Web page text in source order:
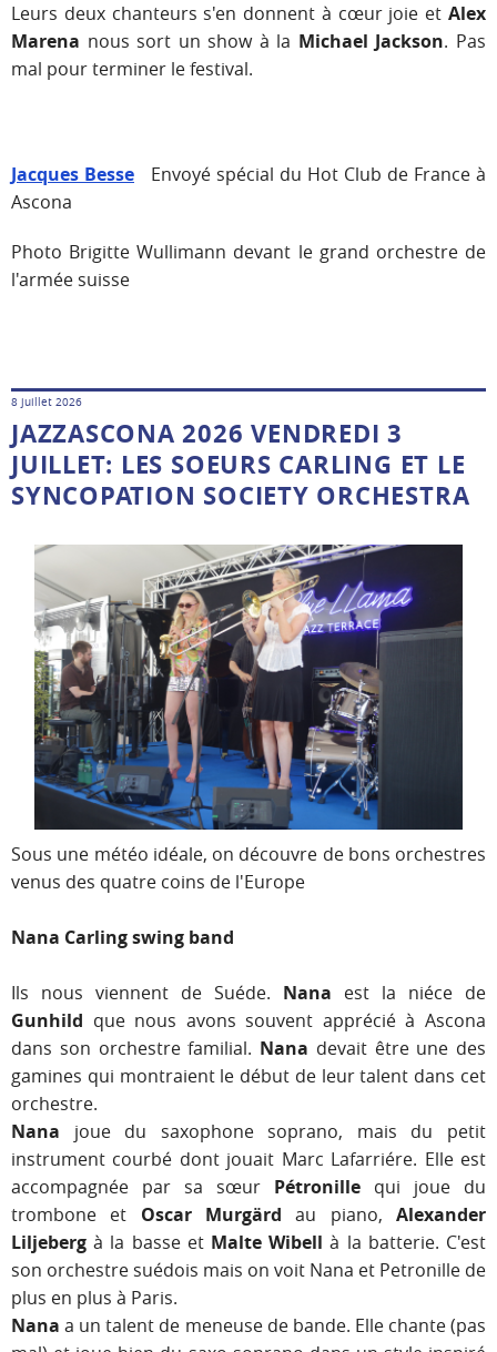
Leurs deux chanteurs s'en donnent à cœur joie et Alex
Marena nous sort un show à la Michael Jackson. Pas
mal pour terminer le festival.
Jacques Besse Envoyé spécial du Hot Club de France à
Ascona
Photo Brigitte Wullimann devant le grand orchestre de
l'armée suisse
8 juillet 2026
JAZZASCONA 2026 VENDREDI 3
JUILLET: LES SOEURS CARLING ET LE
SYNCOPATION SOCIETY ORCHESTRA
Sous une météo idéale, on découvre de bons orchestres
venus des quatre coins de l'Europe
Nana Carling swing band
Ils nous viennent de Suéde. Nana est la niéce de
Gunhild que nous avons souvent apprécié à Ascona
dans son orchestre familial. Nana devait être une des
gamines qui montraient le début de leur talent dans cet
orchestre.
Nana joue du saxophone soprano, mais du petit
instrument courbé dont jouait Marc Lafarriére. Elle est
accompagnée par sa sœur Pétronille qui joue du
trombone et Oscar Murgärdau piano,Alexander
Liljeberg à la basse et Malte Wibellà la batterie. C'est
son orchestre suédois mais on voit Nana et Petronille de
plus en plus à Paris.
Nanaa un talent de meneuse de bande. Elle chante (pas